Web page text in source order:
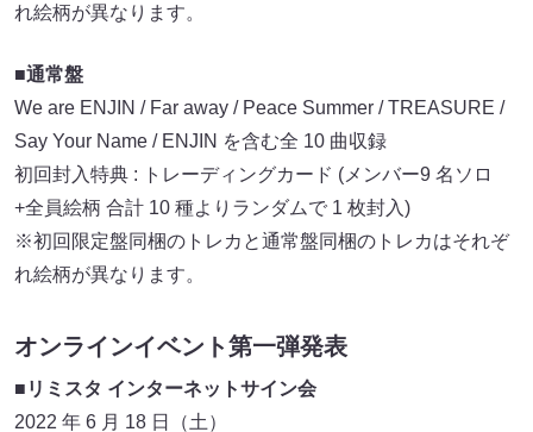
れ絵柄が異なります。
■通常盤
We are ENJIN / Far away / Peace Summer / TREASURE /
Say Your Name / ENJIN を含む全 10 曲収録
初回封入特典 : トレーディングカード (メンバー9 名ソロ
+全員絵柄 合計 10 種よりランダムで 1 枚封入)
※初回限定盤同梱のトレカと通常盤同梱のトレカはそれぞ
れ絵柄が異なります。
オンラインイベント第一弾発表
■リミスタ インターネットサイン会
2022 年 6 月 18 日（土）